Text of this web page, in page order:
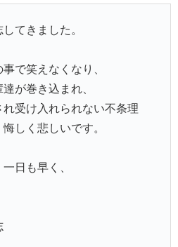
てきました。
で笑えなくなり、
が巻き込まれ、
受け入れられない不条理
しく悲しいです。
日も早く、